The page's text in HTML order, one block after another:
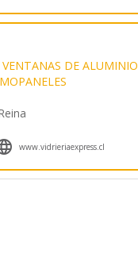
VENTANAS DE ALUMINIO
www.vidrieriaexpress.cl